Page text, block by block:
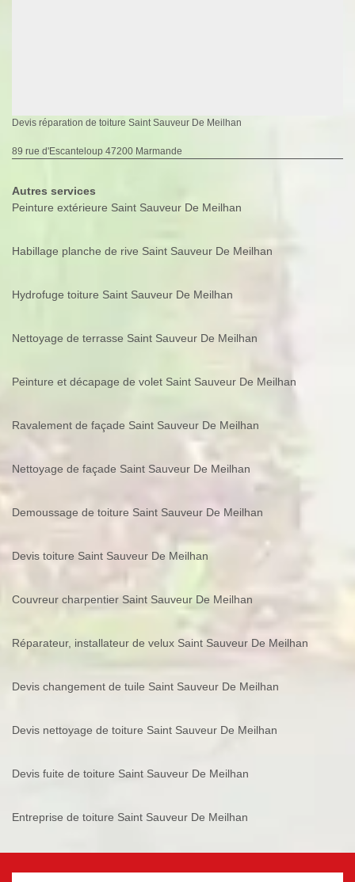
Devis réparation de toiture Saint Sauveur De Meilhan
89 rue d'Escanteloup 47200 Marmande
Autres services
Peinture extérieure Saint Sauveur De Meilhan
Habillage planche de rive Saint Sauveur De Meilhan
Hydrofuge toiture Saint Sauveur De Meilhan
Nettoyage de terrasse Saint Sauveur De Meilhan
Peinture et décapage de volet Saint Sauveur De Meilhan
Ravalement de façade Saint Sauveur De Meilhan
Nettoyage de façade Saint Sauveur De Meilhan
Demoussage de toiture Saint Sauveur De Meilhan
Devis toiture Saint Sauveur De Meilhan
Couvreur charpentier Saint Sauveur De Meilhan
Réparateur, installateur de velux Saint Sauveur De Meilhan
Devis changement de tuile Saint Sauveur De Meilhan
Devis nettoyage de toiture Saint Sauveur De Meilhan
Devis fuite de toiture Saint Sauveur De Meilhan
Entreprise de toiture Saint Sauveur De Meilhan